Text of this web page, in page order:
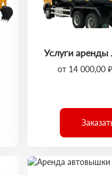
Услуги аренды
от 14 000,00